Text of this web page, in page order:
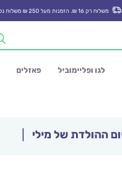
משלוח רק 16 ₪. הזמנות מעל 250 ₪ משלוח נק’ איסוף חינם
לגו ופליימוביל פאזלים